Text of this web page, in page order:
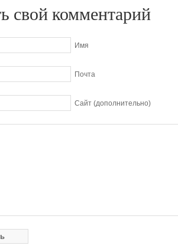
свой комментарий
Имя
Почта
Сайт (дополнительно)